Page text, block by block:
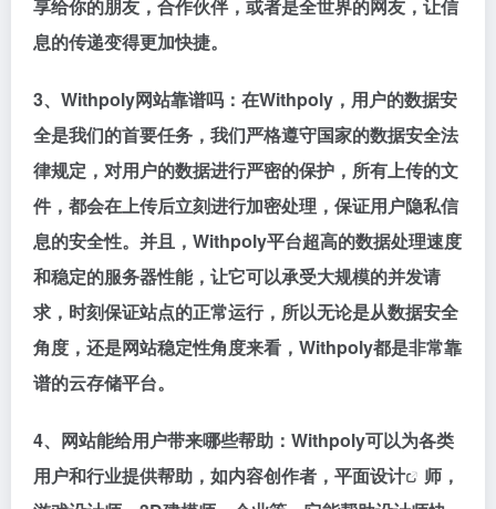
享给你的朋友，合作伙伴，或者是全世界的网友，让信
息的传递变得更加快捷。
3、Withpoly网站靠谱吗：在Withpoly，用户的数据安
全是我们的首要任务，我们严格遵守国家的数据安全法
律规定，对用户的数据进行严密的保护，所有上传的文
件，都会在上传后立刻进行加密处理，保证用户隐私信
息的安全性。并且，Withpoly平台超高的数据处理速度
和稳定的服务器性能，让它可以承受大规模的并发请
求，时刻保证站点的正常运行，所以无论是从数据安全
角度，还是网站稳定性角度来看，Withpoly都是非常靠
谱的云存储平台。
4、网站能给用户带来哪些帮助：Withpoly可以为各类
用户和行业提供帮助，如内容创作者， 平面设计
师，